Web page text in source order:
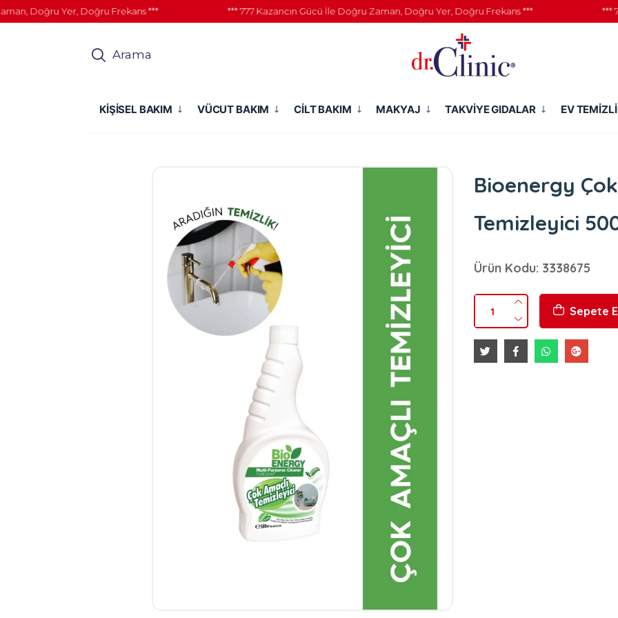
Doğru Yer, Doğru Frekans *** *** 777 Kazancın Gücü İle Doğru Zaman, Doğru Yer, Doğru Frekans *** *** 777
Arama
KİŞİSEL BAKIM VÜCUT BAKIM CİLT BAKIM MAKYAJ TAKVİYE GIDALAR EV
Bioenergy
Temizleyici
Ürün Kodu: 3338675
Sepete